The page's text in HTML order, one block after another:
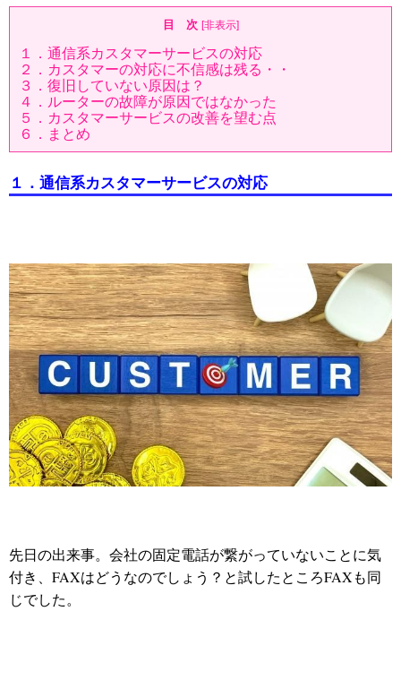
目 次 [非表示]
１．通信系カスタマーサービスの対応
２．カスタマーの対応に不信感は残る・・
３．復旧していない原因は？
４．ルーターの故障が原因ではなかった
５．カスタマーサービスの改善を望む点
６．まとめ
１．通信系カスタマーサービスの対応
先日の出来事。会社の固定電話が繋がっていないことに気
付き、FAXはどうなのでしょう？と試したところFAXも同
じでした。